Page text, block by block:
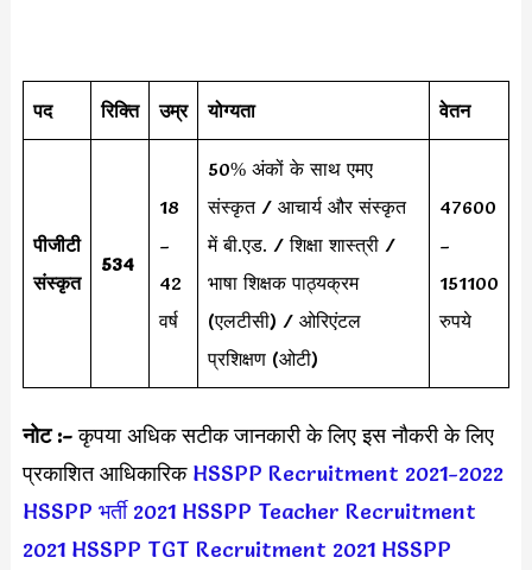
पद रिक्ति उम्र योग्यता वेतन
पीजीटी
संस्कृत
534
18
–
42
वर्ष
50% अंकों के साथ एमए
संस्कृत / आचार्य और संस्कृत
में बी.एड. / शिक्षा शास्त्री /
भाषा शिक्षक पाठ्यक्रम
(एलटीसी) / ओरिएंटल
प्रशिक्षण (ओटी)
47600
–
151100
रुपये
नोट :-कृपया अधिक सटीक जानकारी के लिए इस नौकरी के लिए
प्रकाशित आधिकारिक HSSPP Recruitment 2021-2022
HSSPP भर्ती 2021 HSSPP Teacher Recruitment
2021 HSSPP TGT Recruitment 2021 HSSPP